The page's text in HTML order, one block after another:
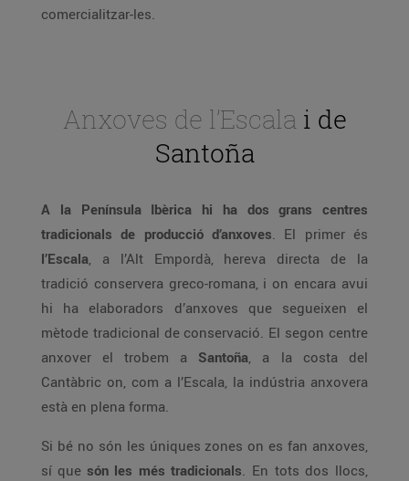
comercialitzar-les.
Anxoves de l’Escalai de
Santoña
A la Península Ibèrica hi ha dos grans centres
tradicionals de producció d’anxoves. El primer és
l’Escala, a l’Alt Empordà, hereva directa de la
tradició conservera greco-romana, i on encara avui
hi ha elaboradors d’anxoves que segueixen el
mètode tradicional de conservació. El segon centre
anxover el trobem a Santoña, a la costa del
Cantàbric on, com a l’Escala, la indústria anxovera
està en plena forma.
Si bé no són les úniques zones on es fan anxoves,
sí que són les més tradicionals. En tots dos llocs,